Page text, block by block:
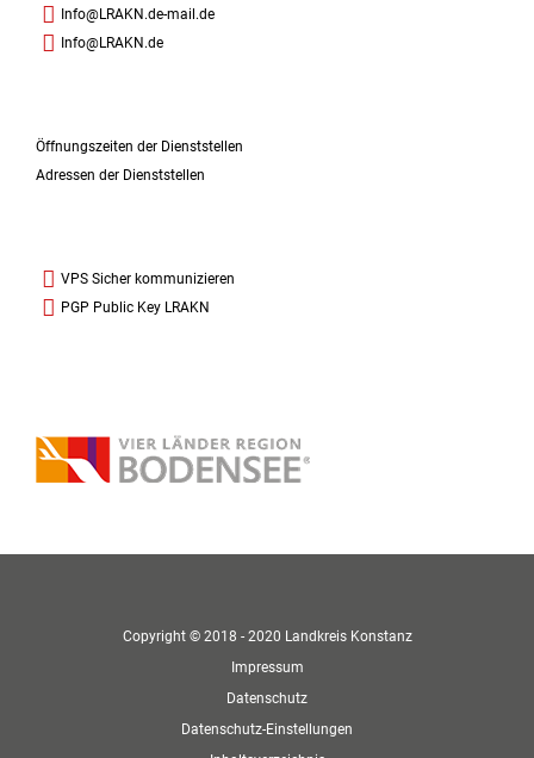
Info@LRAKN.de-mail.de
Info@LRAKN.de
Öffnungszeiten der Dienststellen
Adressen der Dienststellen
VPS Sicher kommunizieren
PGP Public Key LRAKN
Copyright © 2018 - 2020 Landkreis Konstanz
Impressum
Datenschutz
Datenschutz-Einstellungen